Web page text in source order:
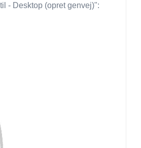
- Desktop (opret genvej)":